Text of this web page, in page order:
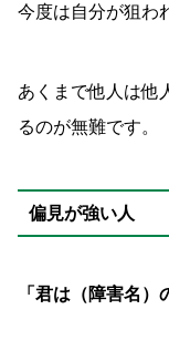
今度は自分が狙わ
あくまで他人は他
るのが無難です。
偏見が強い人
「君は（障害名）